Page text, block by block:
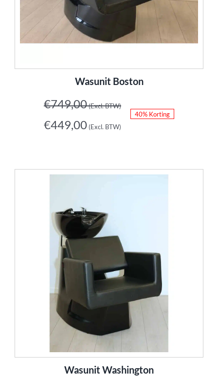
Wasunit Boston
€749,00(Excl. BTW)
€449,00 (Excl. BTW)
40% Korting
Wasunit Washington